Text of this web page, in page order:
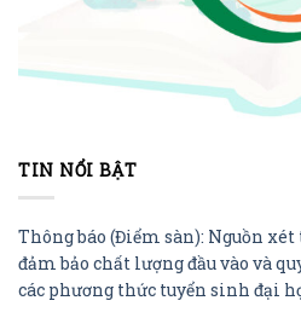
TIN NỔI BẬT
Thông báo (Điểm sàn): Nguồn xét
đảm bảo chất lượng đầu vào và
các phương thức tuyển sinh đại